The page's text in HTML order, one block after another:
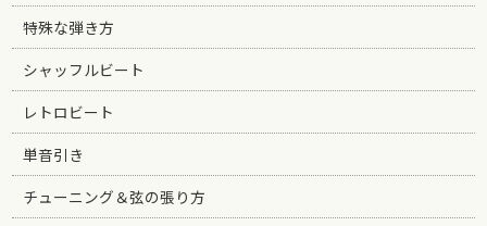
特殊な弾き方
シャッフルビート
レトロビート
単音引き
チューニング＆弦の張り方